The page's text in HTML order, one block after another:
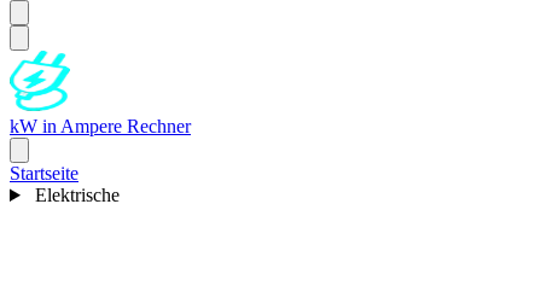
kW in Ampere Rechner
Startseite
Elektrische